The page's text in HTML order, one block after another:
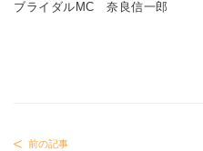
ブライダルMC 奈良信一郎
前の記事